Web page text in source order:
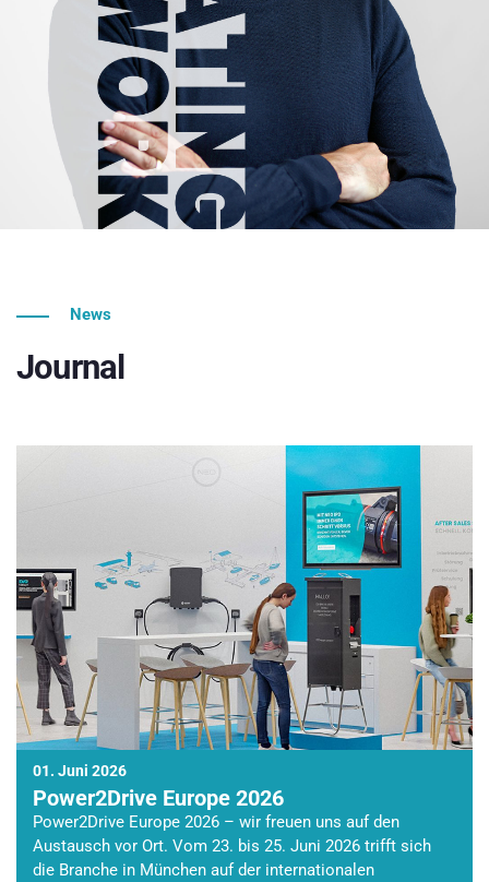
News
Journal
01. Juni 2026
Power2Drive Europe 2026
Power2Drive Europe 2026 – wir freuen uns auf den
Austausch vor Ort. Vom 23. bis 25. Juni 2026 trifft sich
die Branche in München auf der internationalen